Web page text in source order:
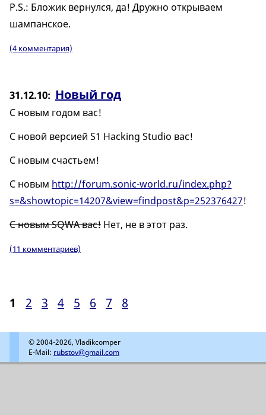
P.S.: Бложик вернулся, да! Дружно открываем
шампанское.
(4 комментария)
31.12.10 Новый год
С новым годом вас!
С новой версией S1 Hacking Studio вас!
С новым счастьем!
С новым http://forum.sonic-world.ru/index.php?
s=&showtopic=14207&view=findpost&p=252376427!
С новым SQWA вас! Нет, не в этот раз.
(11 комментариев)
1 2 3 4 5 6 7 8
© 2004-2026, Vladikcomper
E-Mail: rubstov@gmail.com